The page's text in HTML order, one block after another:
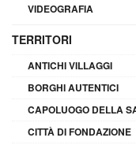
VIDEOGRAFIA
TERRITORI
ANTICHI VILLAGGI
BORGHI AUTENTICI
CAPOLUOGO DELLA
CITTÀ DI FONDAZIONE